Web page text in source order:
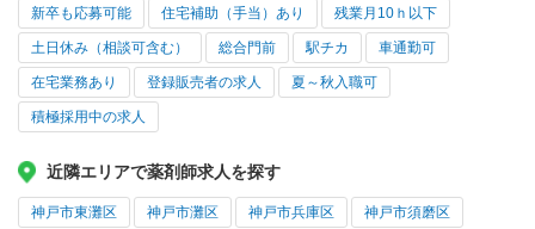
新卒も応募可能 住宅補助（手当）あり 残業月10ｈ以下
土日休み（相談可含む） 総合門前 駅チカ 車通勤可
在宅業務あり 登録販売者の求人 夏～秋入職可
積極採用中の求人
近隣エリアで薬剤師求人を探す
神戸市東灘区 神戸市灘区 神戸市兵庫区 神戸市須磨区